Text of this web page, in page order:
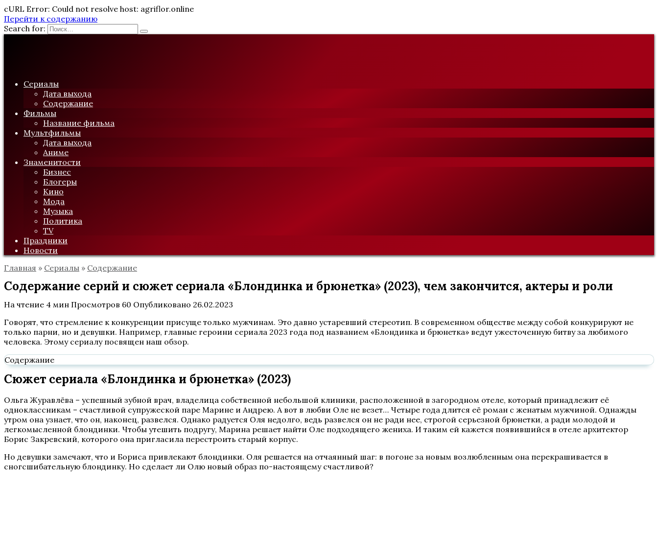
cURL Error: Could not resolve host: agriflor.online
Перейти к содержанию
Search for:
Сериалы
Дата выхода
Содержание
Фильмы
Название фильма
Мультфильмы
Дата выхода
Аниме
Знаменитости
Бизнес
Блогеры
Кино
Мода
Музыка
Политика
TV
Праздники
Новости
Главная » Сериалы » Содержание
Содержание серий и сюжет сериала «Блондинка и брюнетка» (2023), чем закончится, актеры и роли
На чтение 4 мин Просмотров 60 Опубликовано 26.02.2023
Говорят, что стремление к конкуренции присуще только мужчинам. Это давно устаревший стереотип. В современном обществе между собой конкурируют не
только парни, но и девушки. Например, главные героини сериала 2023 года под названием «Блондинка и брюнетка» ведут ужесточенную битву за любимого
человека. Этому сериалу посвящен наш обзор.
Содержание
Сюжет сериала «Блондинка и брюнетка» (2023)
Ольга Журавлёва – успешный зубной врач, владелица собственной небольшой клиники, расположенной в загородном отеле, который принадлежит её
одноклассникам – счастливой супружеской паре Марине и Андрею. А вот в любви Оле не везет… Четыре года длится её роман с женатым мужчиной. Однажды
утром она узнает, что он, наконец, развелся. Однако радуется Оля недолго, ведь развелся он не ради нее, строгой серьезной брюнетки, а ради молодой и
легкомысленной блондинки. Чтобы утешить подругу, Марина решает найти Оле подходящего жениха. И таким ей кажется появившийся в отеле архитектор
Борис Закревский, которого она пригласила перестроить старый корпус.
Но девушки замечают, что и Бориса привлекают блондинки. Оля решается на отчаянный шаг: в погоне за новым возлюбленным она перекрашивается в
сногсшибательную блондинку. Но сделает ли Олю новый образ по-настоящему счастливой?